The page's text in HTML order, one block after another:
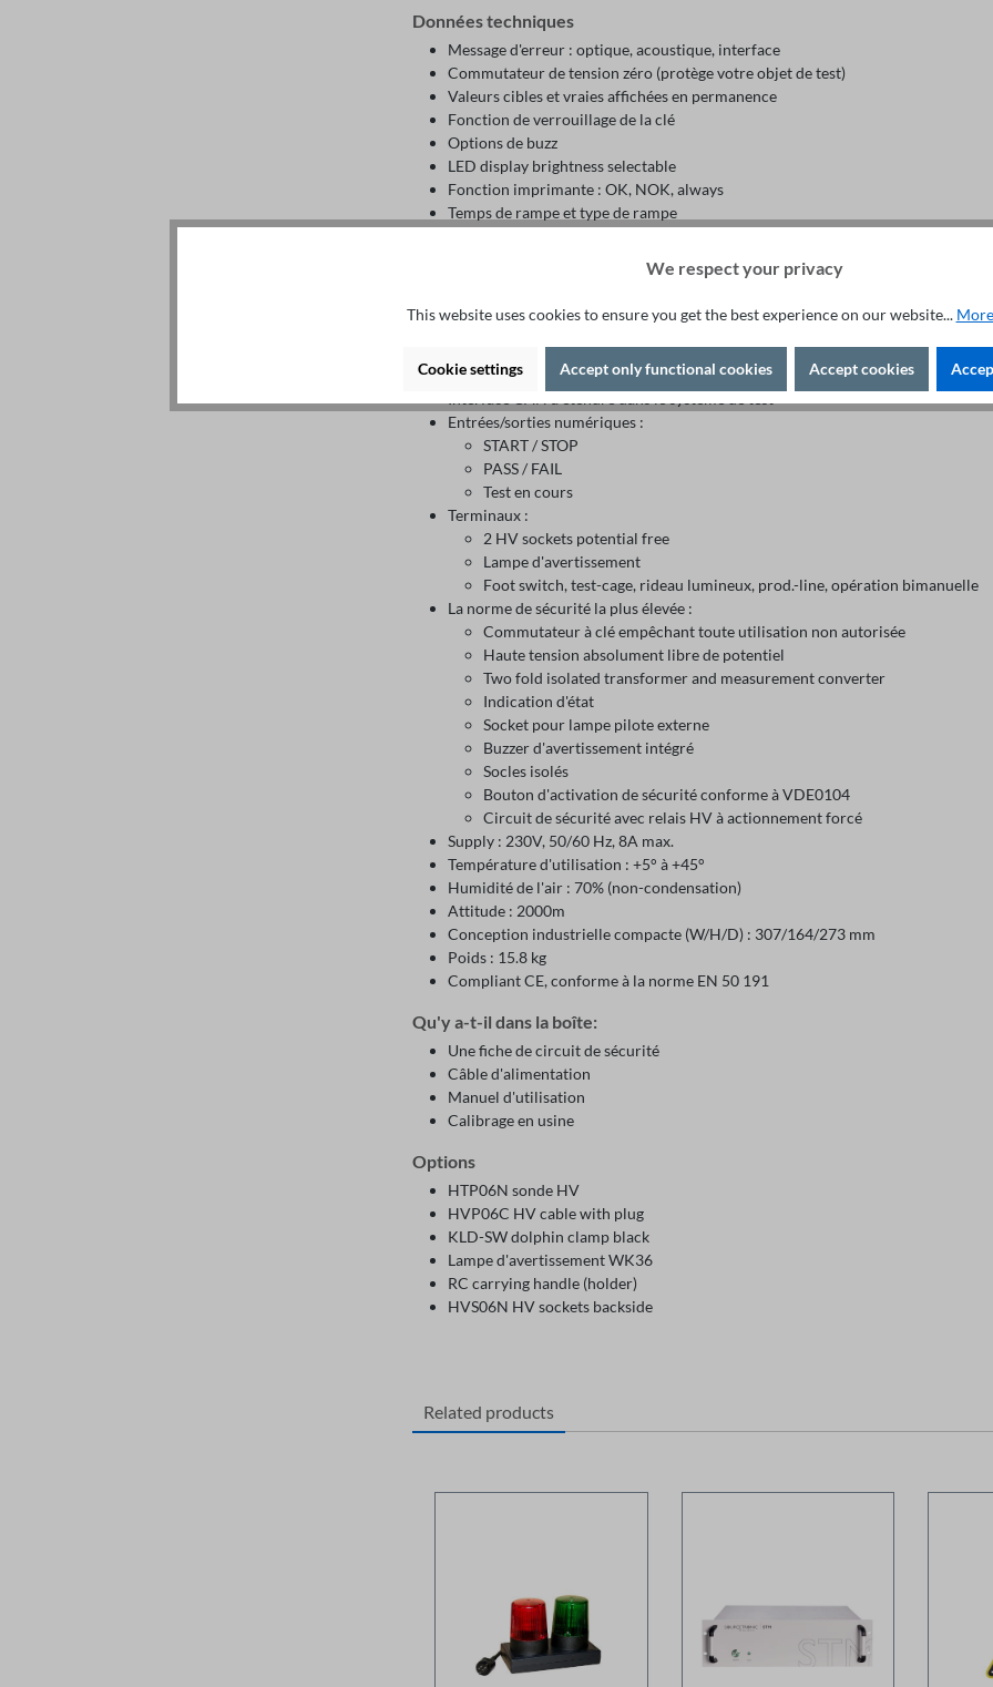
Données techniques
Message d'erreur : optique, acoustique, interface
Commutateur de tension zéro (protège votre objet de test)
Valeurs cibles et vraies affichées en permanence
Fonction de verrouillage de la clé
Options de buzz
LED display brightness selectable
Fonction imprimante : OK, NOK, always
Temps de rampe et type de rampe
Temps de test : 1-99s / 1-99min et permanent
Monitoring du courant minimal
Mémoire pour 9 réglages de paramètres
LED's (operation, HV, remote, burn)
2 boutons (opération, HV)
Entrées/sorties numériques :
START / STOP
PASS / FAIL
Test en cours
Terminaux :
2 HV sockets potential free
Lampe d'avertissement
Foot switch, test-cage, rideau lumineux, prod.-line, opération bimanuelle
La norme de sécurité la plus élevée :
Commutateur à clé empêchant toute utilisation non autorisée
Haute tension absolument libre de potentiel
Two fold isolated transformer and measurement converter
Indication d'état
Socket pour lampe pilote externe
Buzzer d'avertissement intégré
Socles isolés
Bouton d'activation de sécurité conforme à VDE0104
Circuit de sécurité avec relais HV à actionnement forcé
Supply : 230V, 50/60 Hz, 8A max.
Température d'utilisation : +5° à +45°
Humidité de l'air : 70% (non-condensation)
Attitude : 2000m
Conception industrielle compacte (W/H/D) : 307/164/273 mm
Poids : 15.8 kg
Compliant CE, conforme à la norme EN 50 191
Qu'y a-t-il dans la boîte:
Une fiche de circuit de sécurité
Câble d'alimentation
Manuel d'utilisation
Calibrage en usine
Options
HTP06N sonde HV
HVP06C HV cable with plug
KLD-SW dolphin clamp black
Lampe d'avertissement WK36
RC carrying handle (holder)
HVS06N HV sockets backside
Related products
We respect your privacy
This website uses cookies to ensure you get the best experience on our website...
Cookie settings Accept only functional cookies Accept cookies